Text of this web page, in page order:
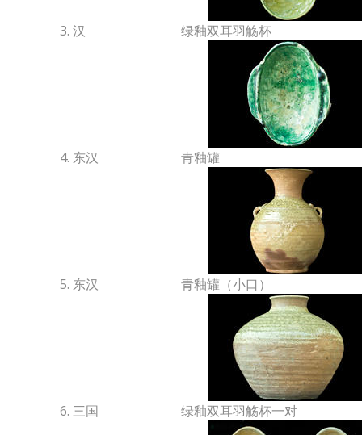
3. 汉 绿釉双耳羽觞杯
4. 东汉 青釉罐
5. 东汉 青釉罐（小口）
6. 三国 绿釉双耳羽觞杯一对